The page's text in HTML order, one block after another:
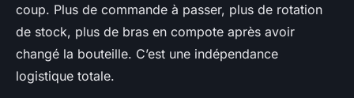
coup. Plus de commande à passer, plus de rotation
de stock, plus de bras en compote après avoir
changé la bouteille. C’est une indépendance
logistique totale.